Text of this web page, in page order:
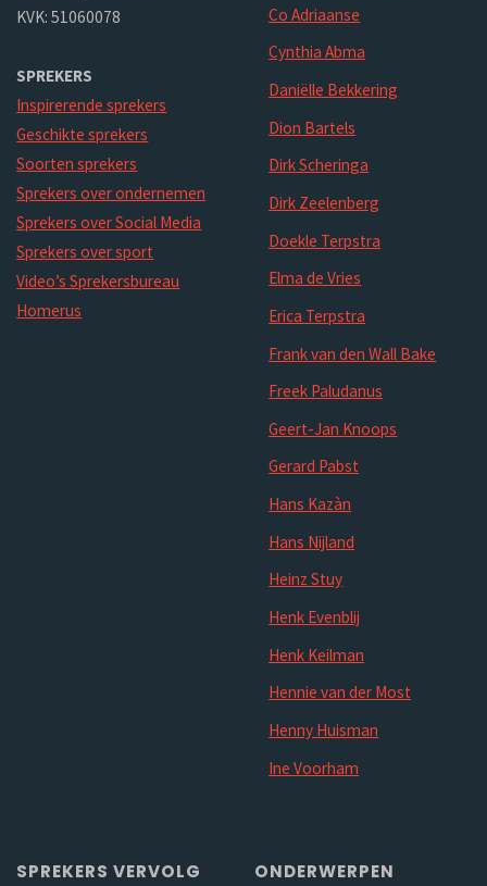
KVK: 51060078
SPREKERS
Inspirerende sprekers
Geschikte sprekers
Soorten sprekers
Sprekers over ondernemen
Sprekers over Social Media
Sprekers over sport
Video’s Sprekersbureau
Homerus
Co Adriaanse
Cynthia Abma
Daniëlle Bekkering
Dion Bartels
Dirk Scheringa
Dirk Zeelenberg
Doekle Terpstra
Elma de Vries
Erica Terpstra
Frank van den Wall Bake
Freek Paludanus
Geert-Jan Knoops
Gerard Pabst
Hans Kazàn
Hans Nijland
Heinz Stuy
Henk Evenblij
Henk Keilman
Hennie van der Most
Henny Huisman
Ine Voorham
SPREKERS VERVOLG ONDERWERPEN